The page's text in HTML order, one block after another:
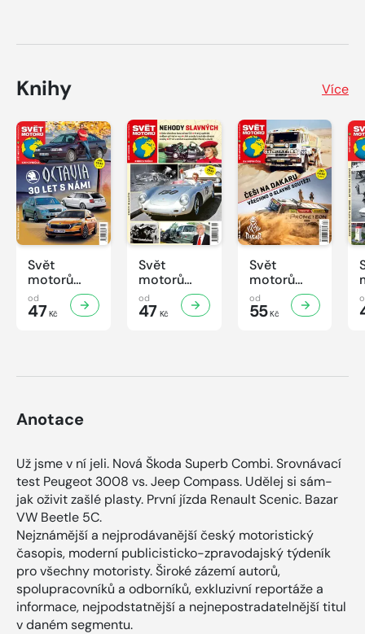
Knihy Více
Svět
motorů
Knihovnička
2/2026
od
47 Kč
Svět
motorů
Knihovnička
1/2026
od
47 Kč
Svět
motorů
Knihovnička
4/2025
od
55Kč
Anotace
Už jsme v ní jeli. Nová Škoda Superb Combi. Srovnávací
test Peugeot 3008 vs. Jeep Compass. Udělej si sám-
jak oživit zašlé plasty. První jízda Renault Scenic. Bazar
VW Beetle 5C.
Nejznámější a nejprodávanější český motoristický
časopis, moderní publicisticko-zpravodajský týdeník
pro všechny motoristy. Široké zázemí autorů,
spolupracovníků a odborníků, exkluzivní reportáže a
informace, nejpodstatnější a nejnepostradatelnější titul
v daném segmentu.